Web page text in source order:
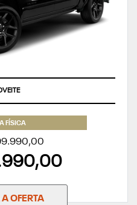
FÍSICA
OFERTA